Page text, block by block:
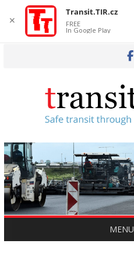
MENU
✕
Transit.TIR.cz
FREE
In Google Play